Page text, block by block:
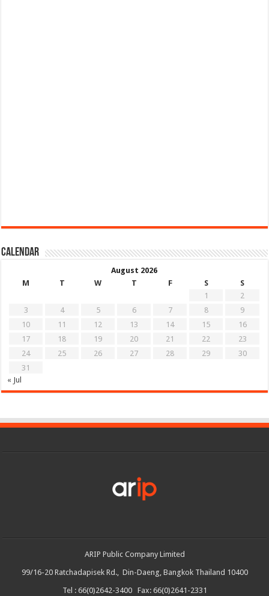
Calendar
August 2026
M
T W T F S
S
1
2
3
4 5 6 7 8
9
10
11 12 13 14 15
16
17
18 19 20 21 22
23
24
25 26 27 28 29
30
31
« Jul
ARIP Public Company Limited
99/16-20 Ratchadapisek Rd., Din-Daeng, Bangkok Thailand 10400
Tel : 66(0)2642-3400 Fax: 66(0)2641-2331